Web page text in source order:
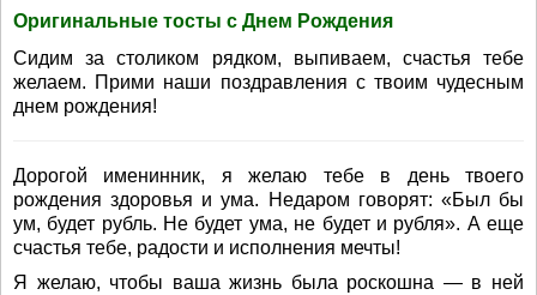
Оригинальные тосты с Днем Рождения
Сидим за столиком рядком, выпиваем, счастья тебе
желаем. Прими наши поздравления с твоим чудесным
днем рождения!
Дорогой именинник, я желаю тебе в день твоего
рождения здоровья и ума. Недаром говорят: «Был бы
ум, будет рубль. Не будет ума, не будет и рубля». А еще
счастья тебе, радости и исполнения мечты!
Я желаю, чтобы ваша жизнь была роскошна — в ней